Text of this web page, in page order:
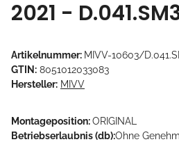
2021 -
Artikelnummer: MIVV-10603/
GTIN: 8051012033083
Hersteller: MIVV
Montageposition:ORIGINAL
Betriebserlaubnis (db):Ohne